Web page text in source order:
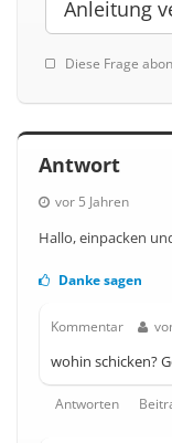
Anleitung
Diese Frage
Antwort
vor 5 Jahren
Hallo, einpacken
Danke sagen
Kommentar
wohin schicken?
Antworten